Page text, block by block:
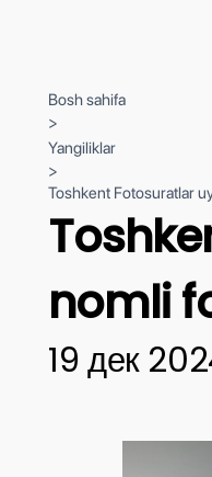
Bosh sahifa
>
Yangiliklar
>
Toshkent Fotosuratlar
nomli
19 дек